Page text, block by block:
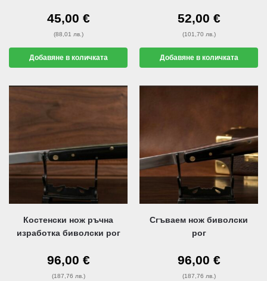
45,00 €
(88,01 лв.)
Добавяне в количката
52,00 €
(101,70 лв.)
Добавяне в количката
Костенски нож ръчна
изработка биволски рог
96,00 €
(187,76 лв.)
Сгъваем нож биволски
рог
96,00 €
(187,76 лв.)